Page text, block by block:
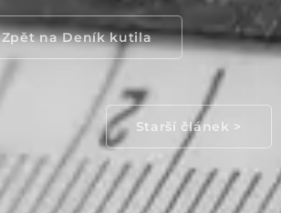
Zpět na Deník kutila
Starší článek >